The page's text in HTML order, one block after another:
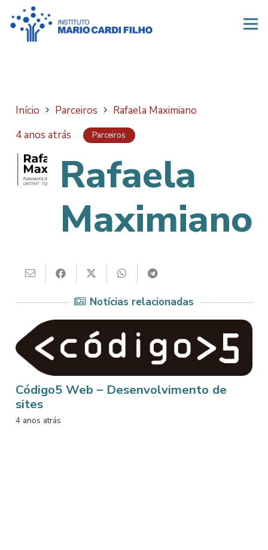
Início Parceiros
Rafaela Maximiano
4 anos atrás
Parceiros
Rafaela
Maximiano
Notícias relacionadas
Código5 Web – Desenvolvimento de
sites
4 anos atrás